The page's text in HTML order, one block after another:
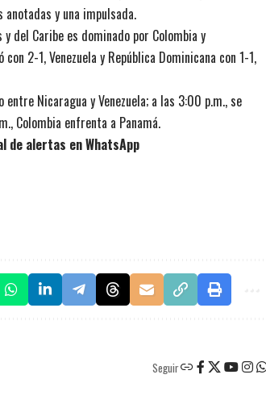
y una impulsada.
del Caribe es dominado por Colombia y
2-1, Venezuela y República Dominicana con 1-1,
Nicaragua y Venezuela; a las 3:00 p.m., se
Colombia enfrenta a Panamá.
de alertas en WhatsApp
Seguir